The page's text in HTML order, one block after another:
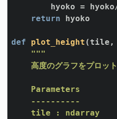
hyoko =
return hyoko
def plot_height (tile,
"""
高度のグラフをプロッ
    Parameters
    ----------
    tile : ndarray